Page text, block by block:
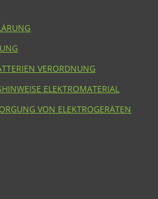
VERORDNUNG
ELEKTROMATERIAL
VON ELEKTROGERÄTEN